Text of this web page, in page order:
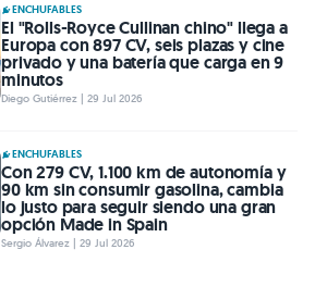
ENCHUFABLES
El "Rolls-Royce Cullinan chino" llega a
Europa con 897 CV, seis plazas y cine
privado y una batería que carga en 9
minutos
Diego Gutiérrez | 29 Jul 2026
ENCHUFABLES
Con 279 CV, 1.100 km de autonomía y
90 km sin consumir gasolina, cambia
lo justo para seguir siendo una gran
opción Made in Spain
Sergio Álvarez | 29 Jul 2026